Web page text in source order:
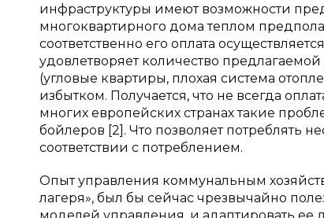
инфраструктуры имеют возможности
многоквартирного дома теплом
соответственно его оплата
удовлетворяет количество
(угловые квартиры, плохая система
избытком. Получается, что не всегда
многих европейских странах такие
бойлеров [2]. Что позволяет потреблять
соответствии с потреблением.
Опыт управления коммунальным
лагеря», был бы сейчас чрезвычайно